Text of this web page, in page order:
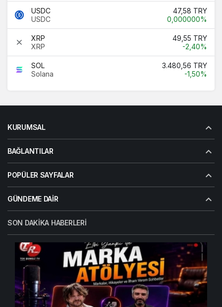
USDC
USDC
47,58 TRY
0,000000%
XRP
XRP
49,55 TRY
-2,40%
SOL
Solana
3.480,56 TRY
-1,50%
KURUMSAL
BAĞLANTILAR
POPÜLER SAYFALAR
GÜNDEME DAIR
SON DAKIKA HABERLERI